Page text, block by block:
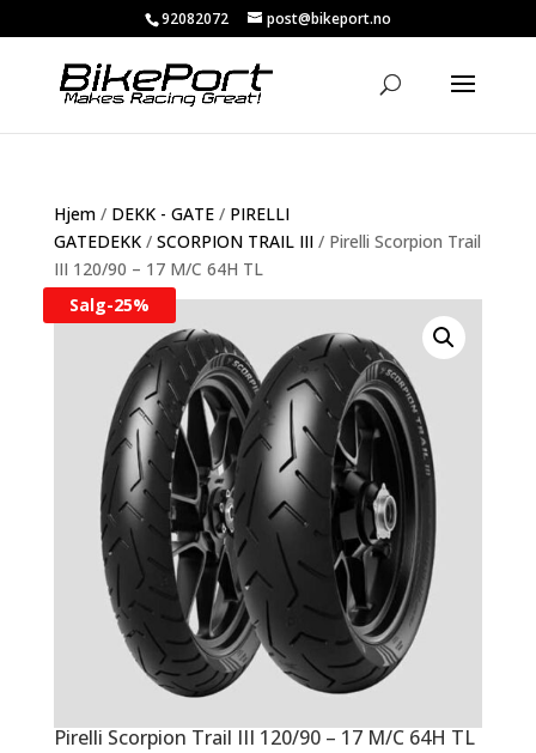
92082072 post@bikeport.no
Hjem/ DEKK - GATE/ PIRELLI
GATEDEKK/ SCORPION TRAIL III/ Pirelli Scorpion Trail
III 120/90 – 17 M/C 64H TL
Salg-25%
Pirelli Scorpion Trail III 120/90 – 17 M/C 64H TL